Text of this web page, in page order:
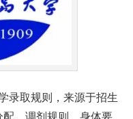
录取规则，来源于招生